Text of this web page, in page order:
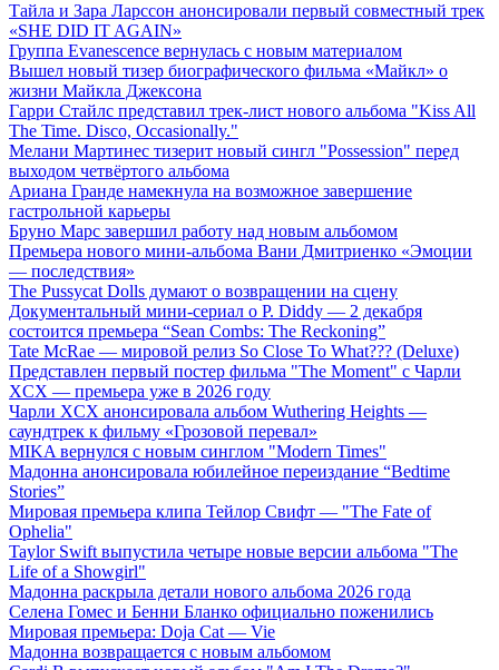
Тайла и Зара Ларссон анонсировали первый совместный трек
«SHE DID IT AGAIN»
Группа Evanescence вернулась с новым материалом
Вышел новый тизер биографического фильма «Майкл» о
жизни Майкла Джексона
Гарри Стайлс представил трек-лист нового альбома "Kiss All
The Time. Disco, Occasionally."
Мелани Мартинес тизерит новый сингл "Possession" перед
выходом четвёртого альбома
Ариана Гранде намекнула на возможное завершение
гастрольной карьеры
Бруно Марс завершил работу над новым альбомом
Премьера нового мини-альбома Вани Дмитриенко «Эмоции
— последствия»
The Pussycat Dolls думают о возвращении на сцену
Документальный мини-сериал о P. Diddy — 2 декабря
состоится премьера “Sean Combs: The Reckoning”
Tate McRae — мировой релиз So Close To What??? (Deluxe)
Представлен первый постер фильма "The Moment" с Чарли
XCX — премьера уже в 2026 году
Чарли XCX анонсировала альбом Wuthering Heights —
саундтрек к фильму «Грозовой перевал»
MIKA вернулся с новым синглом "Modern Times"
Мадонна анонсировала юбилейное переиздание “Bedtime
Stories”
Мировая премьера клипа Тейлор Свифт — "The Fate of
Ophelia"
Taylor Swift выпустила четыре новые версии альбома "The
Life of a Showgirl"
Мадонна раскрыла детали нового альбома 2026 года
Селена Гомес и Бенни Бланко официально поженились
Мировая премьера: Doja Cat — Vie
Мадонна возвращается с новым альбомом